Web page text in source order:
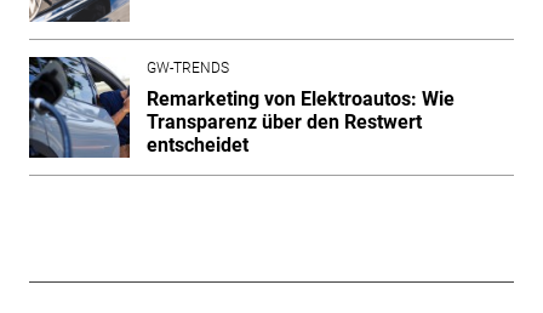
GW-TRENDS
Remarketing von Elektroautos: Wie
Transparenz über den Restwert
entscheidet